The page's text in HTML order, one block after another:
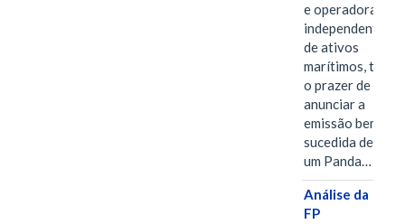
e operadoras
independentes
de ativos
marítimos, tem
o prazer de
anunciar a
emissão bem-
sucedida de
um Panda…
Análise da
FP